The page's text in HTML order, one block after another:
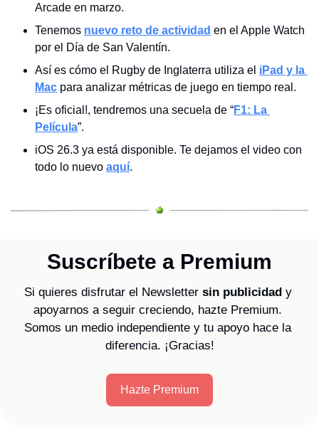
Arcade en marzo.
Tenemos nuevo reto de actividad en el Apple Watch
por el Día de San Valentín.
Así es cómo el Rugby de Inglaterra utiliza el iPad y la
Mac para analizar métricas de juego en tiempo real.
¡Es oficial!, tendremos una secuela de “F1: La
Película”.
iOS 26.3 ya está disponible. Te dejamos el video con
todo lo nuevo aquí.
Suscríbete a Premium
Si quieres disfrutar el Newsletter sin publicidad y
apoyarnos a seguir creciendo, hazte Premium.
Somos un medio independiente y tu apoyo hace la
diferencia. ¡Gracias!
Hazte Premium